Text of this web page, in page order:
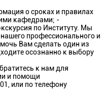
о сроках и правилах
кафедрами; -
по Институту. Мы
профессионального и
Вам сделать один из
осознанно к выбору
к нам для
и помощи
или по телефону